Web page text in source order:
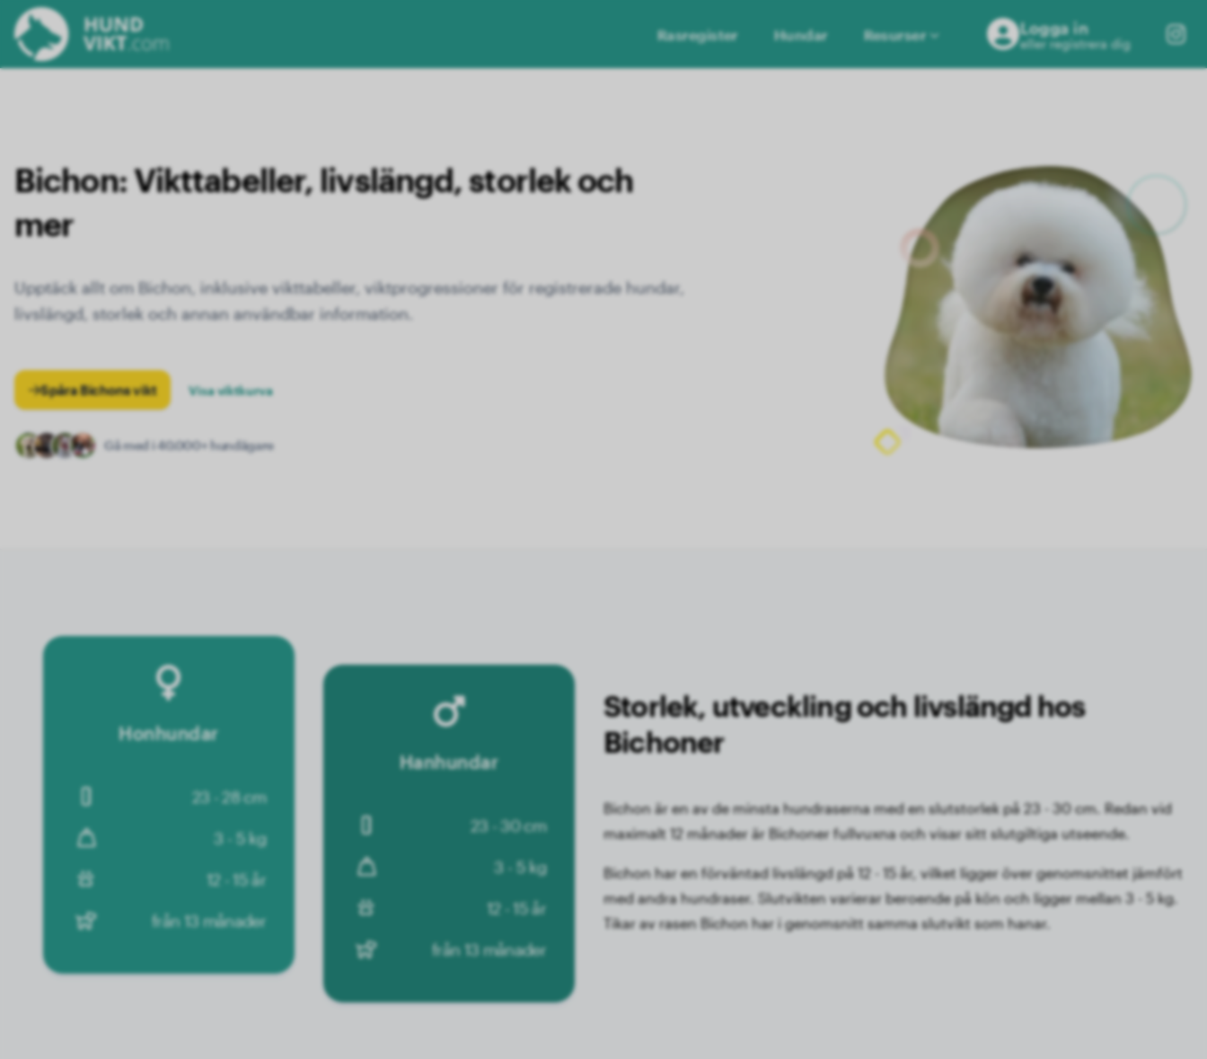
Rasregister Hundar Resurser Logga in
eller registrera dig
Bichon:Vikttabeller, livslängd, storlek och
mer
Upptäck allt om Bichon, inklusive vikttabeller, viktprogressioner för registrerade hundar,
livslängd, storlek och annan användbar information.
Spåra Bichons vikt Visa viktkurva
Gå med i 40.000+ hundägare
Honhundar
23 - 28 cm
3 - 5 kg
12 - 15 år
från 13 månader
Hanhundar
23 - 30 cm
3 - 5 kg
12 - 15 år
från 13 månader
Storlek, utveckling och livslängd hos
Bichoner
Bichon är en av de minsta hundraserna med en slutstorlek på 23 - 30 cm. Redan vid
maximalt 12 månader är Bichoner fullvuxna och visar sitt slutgiltiga utseende.
Bichon har en förväntad livslängd på 12 - 15 år, vilket ligger över genomsnittet jämfört
med andra hundraser. Slutvikten varierar beroende på kön och ligger mellan 3 - 5 kg.
Tikar av rasen Bichon har i genomsnitt samma slutvikt som hanar.